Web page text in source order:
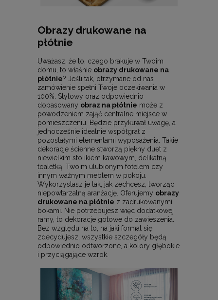
Obrazy drukowane na
płótnie
Uważasz, że to, czego brakuje w Twoim
domu, to właśnie obrazy drukowane na
płótnie? Jeśli tak, otrzymane od nas
zamówienie spełni Twoje oczekiwania w
100%. Stylowy oraz odpowiednio
dopasowany obraz na płótnie może z
powodzeniem zająć centralne miejsce w
pomieszczeniu. Będzie przykuwał uwagę, a
jednocześnie idealnie współgrał z
pozostałymi elementami wyposażenia. Takie
dekoracje ścienne stworzą piękny duet z
niewielkim stolikiem kawowym, delikatną
toaletką, Twoim ulubionym fotelem czy
innym ważnym meblem w pokoju.
Wykorzystasz je tak, jak zechcesz, tworząc
niepowtarzalną aranżację. Oferujemy obrazy
drukowane na płótnie z zadrukowanymi
bokami. Nie potrzebujesz więc dodatkowej
ramy, to dekoracje gotowe do zawieszenia.
Bez względu na to, na jaki format się
zdecydujesz, wszystkie szczegóły będą
odpowiednio odtworzone, a kolory głębokie
i przyciągające wzrok.